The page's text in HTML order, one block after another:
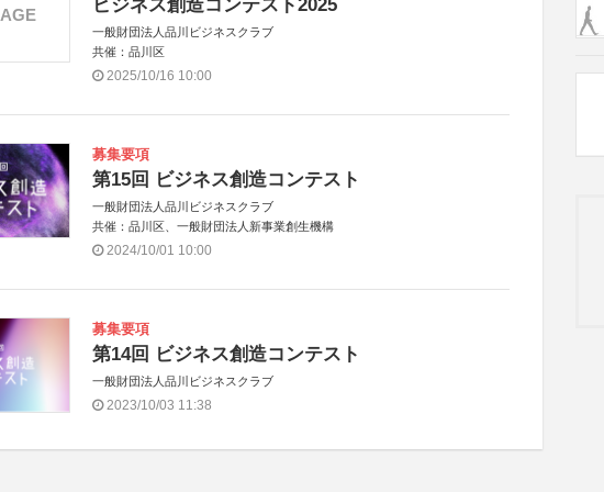
ビジネス創造コンテスト2025
一般財団法人品川ビジネスクラブ
共催：品川区
2025/10/16 10:00
募集要項
第15回 ビジネス創造コンテスト
一般財団法人品川ビジネスクラブ
共催：品川区、一般財団法人新事業創生機構
2024/10/01 10:00
募集要項
第14回 ビジネス創造コンテスト
一般財団法人品川ビジネスクラブ
2023/10/03 11:38